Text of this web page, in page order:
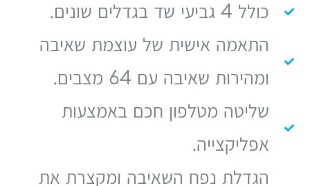
כולל 4 גביעי שד בגדלים שונים.
התאמה אישית של עוצמת שאיבה
ומהירות שאיבה עם 64 מצבים.
שליטה מטלפון חכם באמצעות
אפליקצייה.
הגדלת נפח השאיבה ומקצרת את